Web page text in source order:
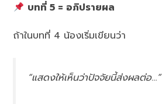
บทที่ 5 = อภิปรายผล
ถ้าในบทที่ 4 น้องเริ่มเขียนว่า
“แสดงให้เห็นว่าปัจจัยนี้ส่งผลต่อ…”